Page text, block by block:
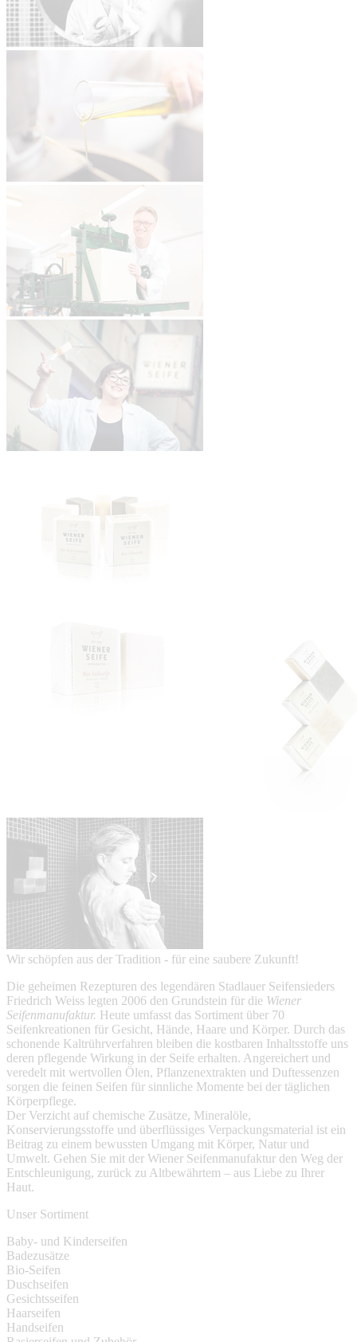
Wir schöpfen aus der Tradition - für eine saubere Zukunft!
Die geheimen Rezepturen des legendären Stadlauer Seifensieders
Friedrich Weiss legten 2006 den Grundstein für die Wiener
Seifenmanufaktur. Heute umfasst das Sortiment über 70
Seifenkreationen für Gesicht, Hände, Haare und Körper. Durch das
schonende Kaltrührverfahren bleiben die kostbaren Inhaltsstoffe uns
deren pflegende Wirkung in der Seife erhalten. Angereichert und
veredelt mit wertvollen Ölen, Pflanzenextrakten und Duftessenzen
sorgen die feinen Seifen für sinnliche Momente bei der täglichen
Körperpflege.
Der Verzicht auf chemische Zusätze, Mineralöle,
Konservierungsstoffe und überflüssiges Verpackungsmaterial ist ein
Beitrag zu einem bewussten Umgang mit Körper, Natur und
Umwelt. Gehen Sie mit der Wiener Seifenmanufaktur den Weg der
Entschleunigung, zurück zu Altbewährtem – aus Liebe zu Ihrer
Haut.
Unser Sortiment
Baby- und Kinderseifen
Badezusätze
Bio-Seifen
Duschseifen
Gesichtsseifen
Haarseifen
Handseifen